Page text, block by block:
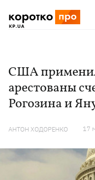
США
арестованы
Рогозина и
АНТОН ХОДОРЕНКО 17